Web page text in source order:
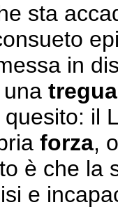
sta
in
tregua
il
forza,
è che la
e